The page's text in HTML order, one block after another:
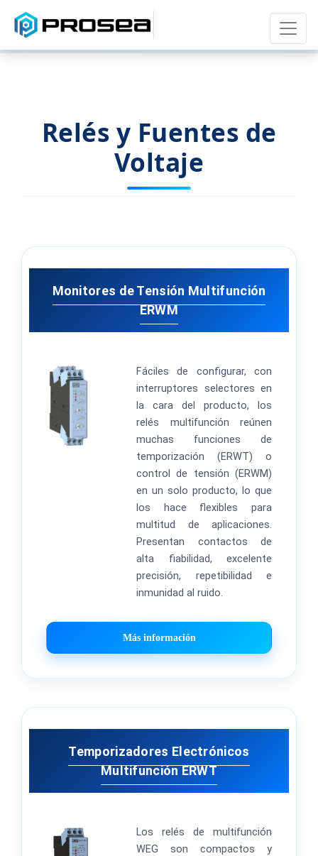
Relés y Fuentes de
Voltaje
Monitores de Tensión Multifunción
ERWM
Fáciles de configurar, con
interruptores selectores en
la cara del producto, los
relés multifunción reúnen
muchas funciones de
temporización (ERWT) o
control de tensión (ERWM)
en un solo producto, lo que
los hace flexibles para
multitud de aplicaciones.
Presentan contactos de
alta fiabilidad, excelente
precisión, repetibilidad e
inmunidad al ruido.
Más información
Temporizadores Electrónicos
Multifunción ERWT
Los relés de multifunción
WEG son compactos y